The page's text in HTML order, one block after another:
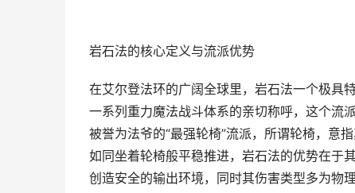
岩石法的核心定义与流派优势
在艾尔登法环的广阔全球里，岩石法一个极具
一系列重力魔法战斗体系的亲切称呼，这个流
被誉为法爷的“最强轮椅”流派，所谓轮椅，意
如同坐着轮椅般平稳推进，岩石法的优势在于
创造安全的输出环境，同时其伤害类型多为物